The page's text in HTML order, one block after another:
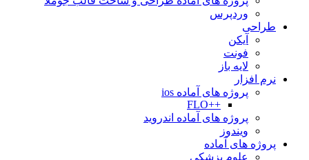
وردپرس
طراحی
آیکن
فونت
لایه باز
نرم افزار
پروژه های آماده ios
++FLO
پروژه های آماده اندروید
ویندوز
پروژه های آماده
علوم پزشکی